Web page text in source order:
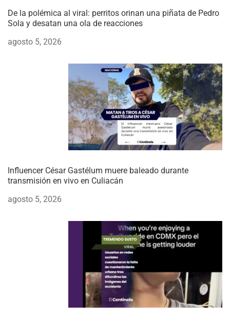
De la polémica al viral: perritos orinan una piñata de Pedro
Sola y desatan una ola de reacciones
agosto 5, 2026
Influencer César Gastélum muere baleado durante
transmisión en vivo en Culiacán
agosto 5, 2026